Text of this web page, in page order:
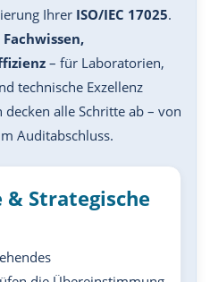
Ihrer ISO/IEC 17025.
Fachwissen,
– für Laboratorien,
technische Exzellenz
alle Schritte ab – von
Auditabschluss.
& Strategische